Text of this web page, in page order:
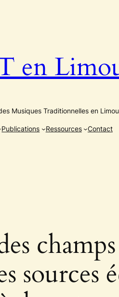
en
Musiques Traditionnelles en
Publications Ressources Contact
sources